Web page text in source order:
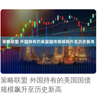
策略联盟 外国持有的美国国债
规模飙升至历史新高